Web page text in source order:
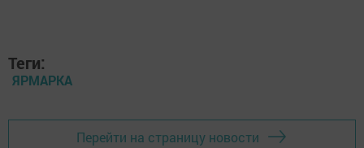
Теги:
ЯРМАРКА
Перейти на страницу новости